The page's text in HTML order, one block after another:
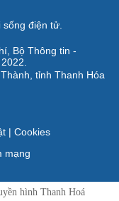
điện tử.
Bộ Thông tin -
tỉnh Thanh Hóa
| Cookies
hình Thanh Hoá